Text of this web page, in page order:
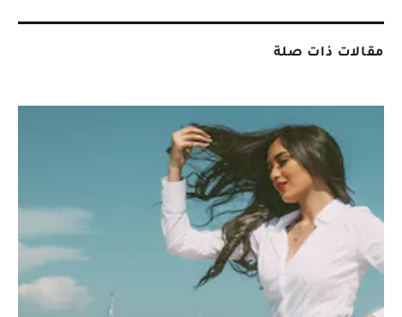
مقالات ذات صلة